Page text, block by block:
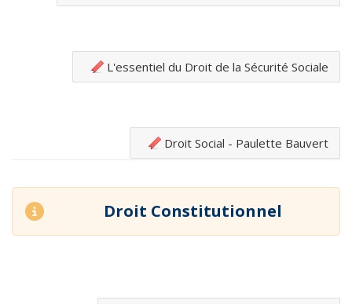
L'essentiel du Droit de la Sécurité Sociale
Droit Social - Paulette Bauvert
Droit Constitutionnel